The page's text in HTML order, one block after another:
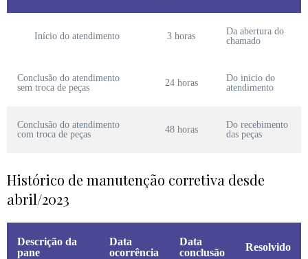
Início do atendimento 3 horas
Da abertura do
chamado
Conclusão do atendimento
sem troca de peças
24 horas
Do inicio do
atendimento
Conclusão do atendimento
com troca de peças
48 horas
Do recebimento
das peças
Histórico de manutenção corretiva desde
abril/2023
Descrição da
pane
Data
ocorrência
Data
conclusão
Resolvido